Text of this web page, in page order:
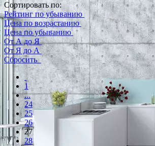
Сортировать по:
Рейтинг по убыванию
Цена по возрастанию
Цена по убыванию
От А до Я
От Я до А
Сбросить
1
...
24
25
26
27
28